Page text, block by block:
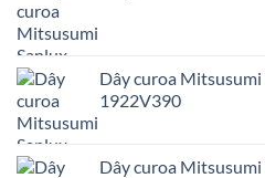
Dây curoa
1922V390
Dây curoa